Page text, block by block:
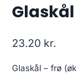
23.20 kr.
Glaskål – frø